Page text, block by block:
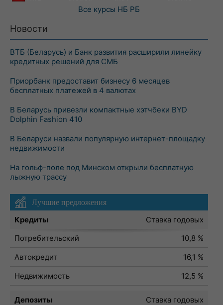
Все курсы НБ РБ
Новости
ВТБ (Беларусь) и Банк развития расширили линейку
кредитных решений для СМБ
Приорбанк предоставит бизнесу 6 месяцев
бесплатных платежей в 4 валютах
В Беларусь привезли компактные хэтчбеки BYD
Dolphin Fashion 410
В Беларуси назвали популярную интернет-площадку
недвижимости
На гольф-поле под Минском открыли бесплатную
лыжную трассу
Лучшие предложения
Кредиты
Ставка годовых
Потребительский
10,8 %
Автокредит
16,1 %
Недвижимость
12,5 %
Депозиты
Ставка годовых